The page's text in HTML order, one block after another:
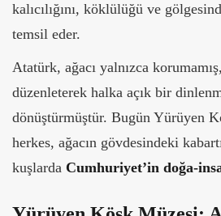
kalıcılığını, köklülüğü ve
temsil eder.
Atatürk, ağacı yalnızca
düzenleterek halka açık bir
dönüştürmüştür. Bugün Yürüyen
herkes, ağacın gövdesindeki
kuşlarda Cumhuriyet’in doğa-